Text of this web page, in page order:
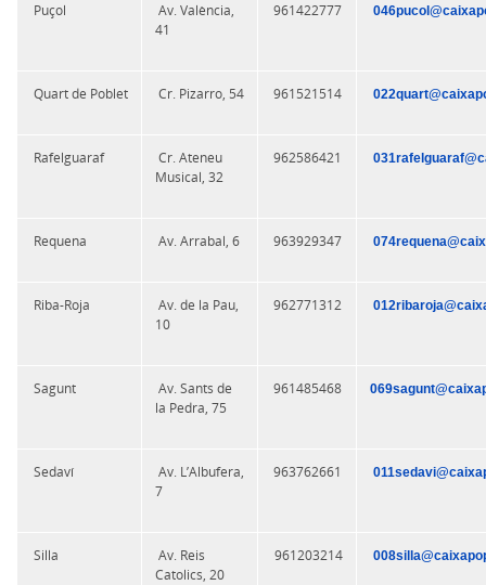
Puçol
Av. València,
41
961422777
Quart de Poblet Cr. Pizarro, 54 961521514
Rafelguaraf
Cr. Ateneu
Musical, 32
962586421
Requena Av. Arrabal, 6 963929347
Riba-Roja
Av. de la Pau,
10
962771312
Sagunt
Av. Sants de
la Pedra, 75
961485468
Sedaví
Av. L’Albufera,
7
963762661
Silla
Av. Reis
Catolics, 20
961203214